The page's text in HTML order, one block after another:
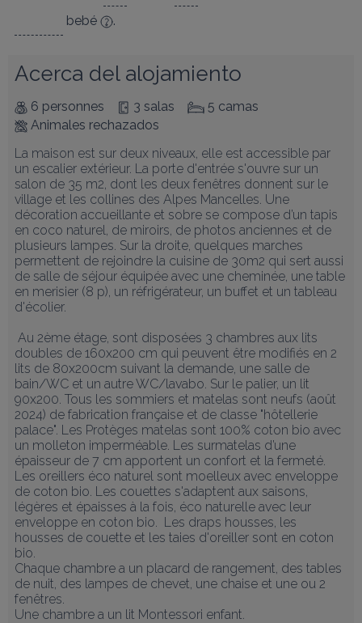
bebé
.
Acerca del alojamiento
6 personnes 3 salas
5 camas
Animales rechazados
La maison est sur deux niveaux, elle est accessible par
un escalier extérieur. La porte d'entrée s'ouvre sur un
salon de 35 m2, dont les deux fenêtres donnent sur le
village et les collines des Alpes Mancelles. Une
décoration accueillante et sobre se compose d’un tapis
en coco naturel, de miroirs, de photos anciennes et de
plusieurs lampes. Sur la droite, quelques marches
permettent de rejoindre la cuisine de 30m2 qui sert aussi
de salle de séjour équipée avec une cheminée, une table
en merisier (8 p), un réfrigérateur, un buffet et un tableau
d'écolier.
doubles de 160x200 cm qui peuvent être modifiés en 2
lits de 80x200cm suivant la demande, une salle de
bain/WC et un autre WC/lavabo. Sur le palier, un lit
90x200. Tous les sommiers et matelas sont neufs (août
2024) de fabrication française et de classe "hôtellerie
palace". Les Protèges matelas sont 100% coton bio avec
un molleton imperméable. Les surmatelas d’une
épaisseur de 7 cm apportent un confort et la fermeté.
Les oreillers éco naturel sont moelleux avec enveloppe
de coton bio. Les couettes s'adaptent aux saisons,
légères et épaisses à la fois, éco naturelle avec leur
enveloppe en coton bio.  Les draps housses, les
housses de couette et les taies d'oreiller sont en coton
bio.
Chaque chambre a un placard de rangement, des tables
de nuit, des lampes de chevet, une chaise et une ou 2
fenêtres.
Une chambre a un lit Montessori enfant.